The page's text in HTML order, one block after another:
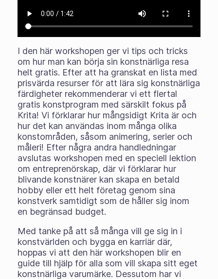
I den här workshopen ger vi tips och tricks
om hur man kan börja sin konstnärliga resa
helt gratis. Efter att ha granskat en lista med
prisvärda resurser för att lära sig konstnärliga
färdigheter rekommenderar vi ett flertal
gratis konstprogram med särskilt fokus på
Krita! Vi förklarar hur mångsidigt Krita är och
hur det kan användas inom många olika
konstområden, såsom animering, serier och
måleri! Efter några andra handledningar
avslutas workshopen med en speciell lektion
om entreprenörskap, där vi förklarar hur
blivande konstnärer kan skapa en betald
hobby eller ett helt företag genom sina
konstverk samtidigt som de håller sig inom
en begränsad budget.
Med tanke på att så många vill ge sig in i
konstvärlden och bygga en karriär där,
hoppas vi att den här workshopen blir en
guide till hjälp för alla som vill skapa sitt eget
konstnärliga varumärke. Dessutom har vi